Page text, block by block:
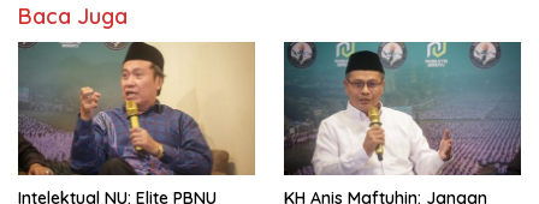
Baca Juga
Intelektual NU: Elite PBNU
KH Anis Maftuhin: Jangan